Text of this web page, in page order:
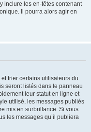
inclure les en-têtes contenant
Il pourra alors agir en
trier certains utilisateurs du
seront listés dans le panneau
leur statut en ligne et
utilisé, les messages publiés
mis en surbrillance. Si vous
les messages qu’il publiera